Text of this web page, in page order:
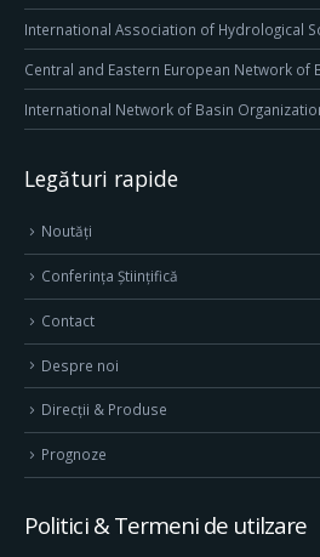
International Association of Hydrological
Central and Eastern European Network of
International Network of Basin
Legături rapide
Noutăți
Conferința Științifică
Contact
Despre noi
Direcţii & Produse
Prognoze
Politici & Termeni de utilzare